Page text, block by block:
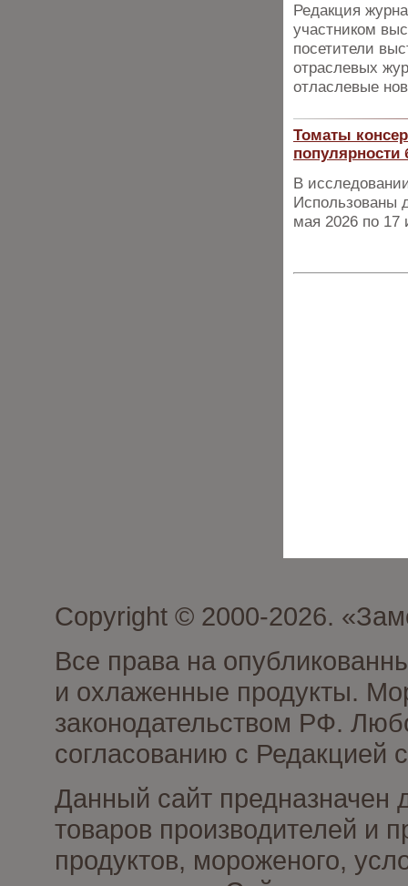
Редакция
участником
посетители
отраслевых
отласлевые
Томаты
популярности
В
Использованы
мая 2026 по 17
Copyright © 2000-2026.
Все права на
и охлаженные продукты.
законодательством РФ.
согласованию с Редакцией
Данный сайт предназначен
товаров производителей и
продуктов, мороженого,